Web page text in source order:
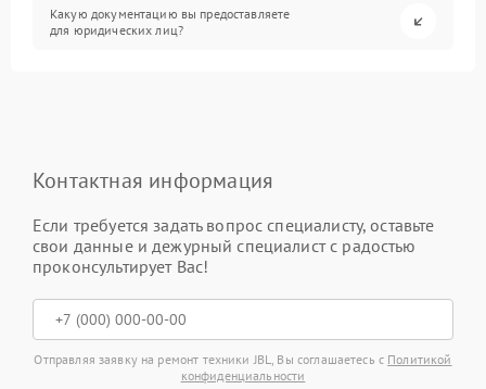
Какую документацию вы предоставляете
для юридических лиц?
Контактная информация
Если требуется задать вопрос специалисту, оставьте
свои данные и дежурный специалист с радостью
проконсультирует Вас!
Отправляя заявку на ремонт техники JBL, Вы соглашаетесь с Политикой
конфиденциальности